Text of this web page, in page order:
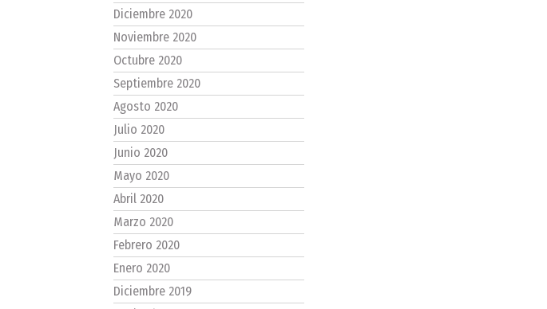
Diciembre 2020
Noviembre 2020
Octubre 2020
Septiembre 2020
Agosto 2020
Julio 2020
Junio 2020
Mayo 2020
Abril 2020
Marzo 2020
Febrero 2020
Enero 2020
Diciembre 2019